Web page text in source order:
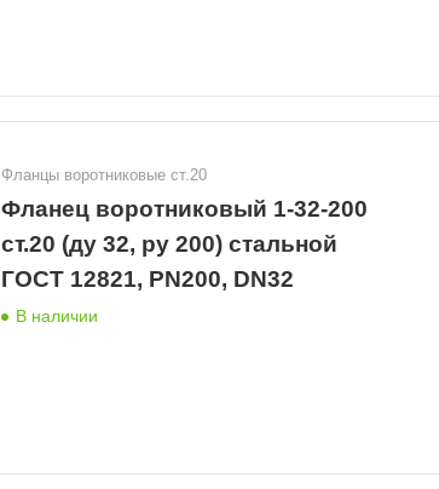
Фланцы воротниковые ст.20
Фланец воротниковый 1-32-200
ст.20 (ду 32, ру 200) стальной
ГОСТ 12821, PN200, DN32
В наличии